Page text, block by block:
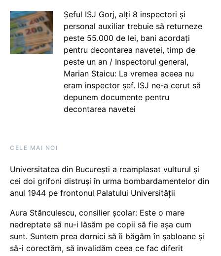
Șeful ISJ Gorj, alți 8 inspectori și
personal auxiliar trebuie să returneze
peste 55.000 de lei, bani acordați
pentru decontarea navetei, timp de
peste un an / Inspectorul general,
Marian Staicu: La vremea aceea nu
eram inspector șef. ISJ ne-a cerut să
depunem documente pentru
decontarea navetei
CELE MAI NOI
Universitatea din București a reamplasat vulturul și
cei doi grifoni distruși în urma bombardamentelor din
anul 1944 pe frontonul Palatului Universității
Aura Stănculescu, consilier școlar: Este o mare
nedreptate să nu-i lăsăm pe copii să fie așa cum
sunt. Suntem prea dornici să îi băgăm în șabloane și
să-i corectăm, să invalidăm ceea ce fac diferit